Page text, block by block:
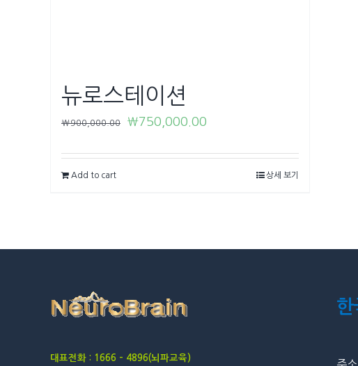
뉴로스테이션
₩900,000.00 ₩750,000.00
Add to cart 상세 보기
대표전화 : 1666 – 4896(뇌파교육)
한